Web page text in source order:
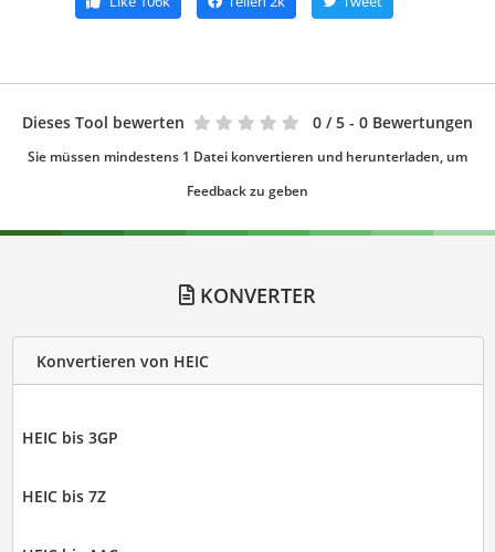
Dieses Tool bewerten 0 / 5 - 0 Bewertungen
Sie müssen mindestens 1 Datei konvertieren und herunterladen, um
Feedback zu geben
KONVERTER
Konvertieren von HEIC
HEIC bis 3GP
HEIC bis 7Z